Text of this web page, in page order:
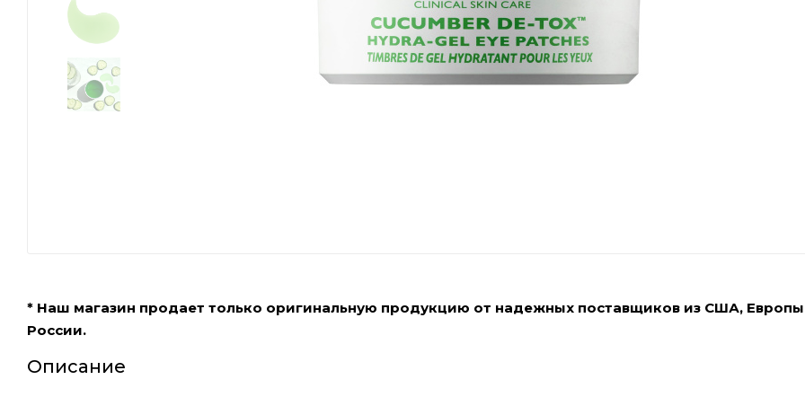
* Наш магазин продает только оригинальную продукцию от надежных поставщиков из США,
России.
Описание